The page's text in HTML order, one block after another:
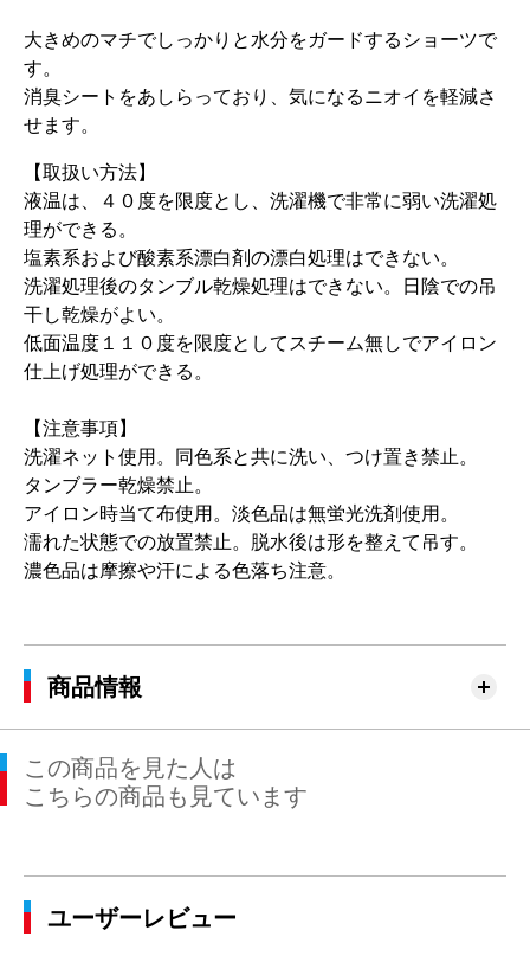
大きめのマチでしっかりと水分をガードするショーツで
す。
消臭シートをあしらっており、気になるニオイを軽減さ
せます。
【取扱い方法】
液温は、４０度を限度とし、洗濯機で非常に弱い洗濯処
理ができる。
塩素系および酸素系漂白剤の漂白処理はできない。
洗濯処理後のタンブル乾燥処理はできない。日陰での吊
干し乾燥がよい。
低面温度１１０度を限度としてスチーム無しでアイロン
仕上げ処理ができる。
【注意事項】
洗濯ネット使用。同色系と共に洗い、つけ置き禁止。
タンブラー乾燥禁止。
アイロン時当て布使用。淡色品は無蛍光洗剤使用。
濡れた状態での放置禁止。脱水後は形を整えて吊す。
濃色品は摩擦や汗による色落ち注意。
商品情報
この商品を見た人は
こちらの商品も見ています
ユーザーレビュー